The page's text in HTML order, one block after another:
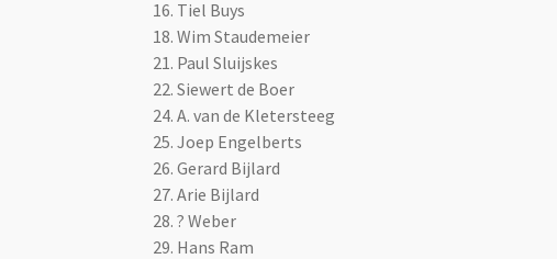
16. Tiel Buys
18. Wim Staudemeier
21. Paul Sluijskes
22. Siewert de Boer
24. A. van de Kletersteeg
25. Joep Engelberts
26. Gerard Bijlard
27. Arie Bijlard
28. ? Weber
29. Hans Ram